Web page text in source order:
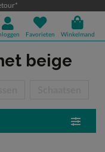
Favorieten Winkelmand
beige